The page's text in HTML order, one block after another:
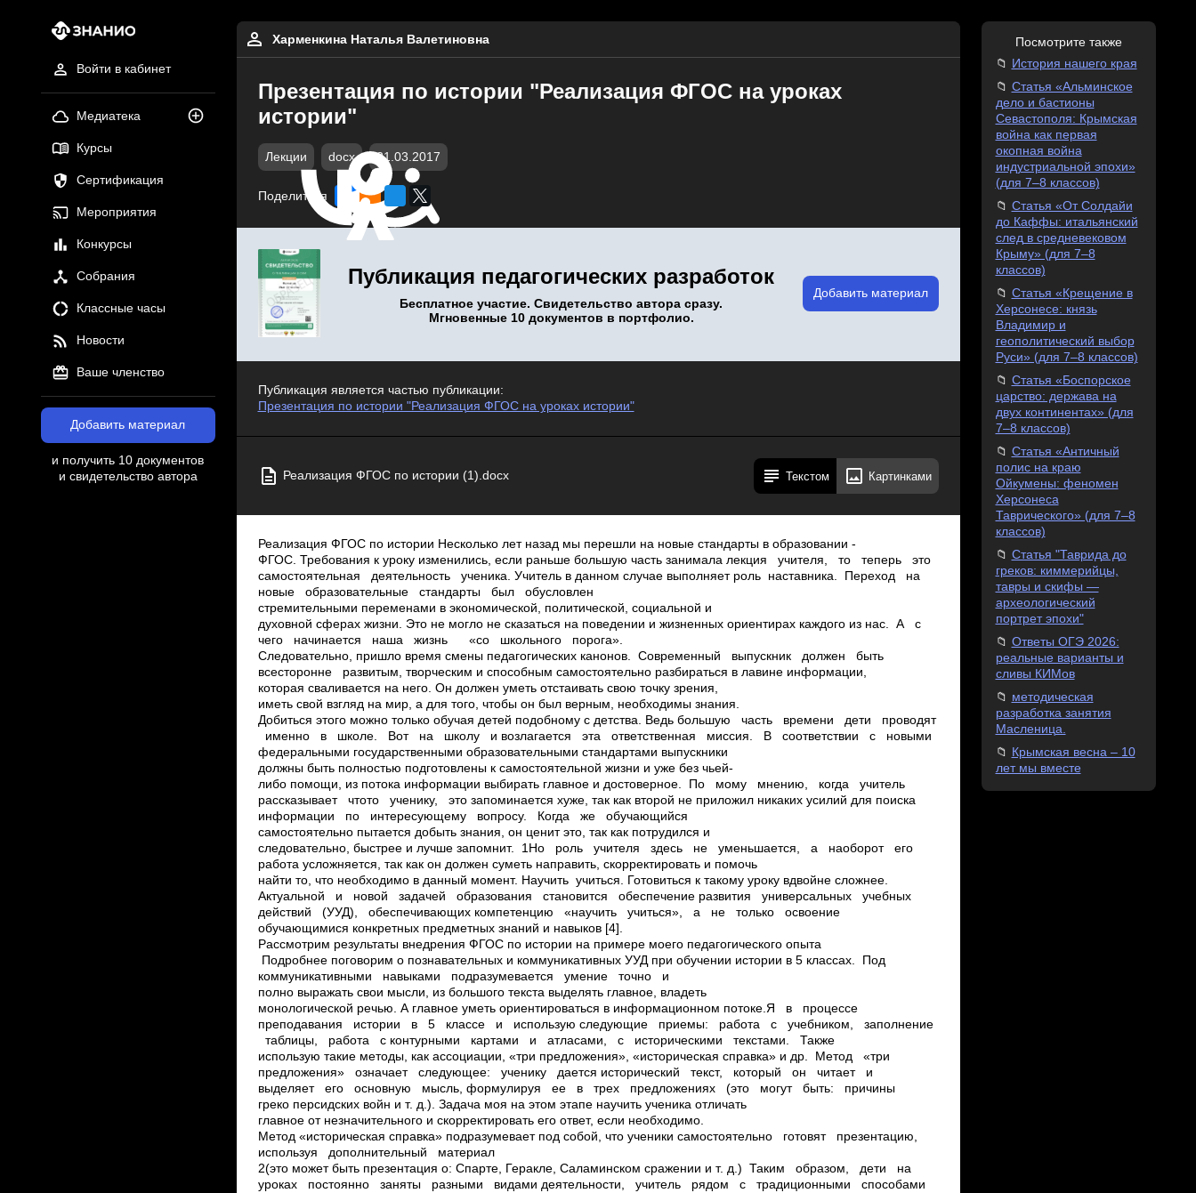
Войти в кабинет
Медиатека
Курсы
Сертификация
Мероприятия
Конкурсы
Собрания
Классные часы
Новости
Ваше членство
Добавить материал
и получить 10 документов
и свидетельство автора
Харменкина Наталья Валетиновна
Презентация по истории "Реализация ФГОС на уроках
истории"
Лекции docx 31.03.2017
Поделиться
Публикация педагогических разработок
Бесплатное участие. Свидетельство автора сразу.
Мгновенные 10 документов в портфолио.
Добавить материал
Публикация является частью публикации:
Презентация по истории "Реализация ФГОС на уроках истории"
Реализация ФГОС по истории (1).docx Текстом Картинками
Реализация ФГОС по истории Несколько лет назад мы перешли на новые стандарты в образовании ­
ФГОС. Требования к уроку изменились, если раньше большую часть занимала лекция учителя, то теперь это
самостоятельная деятельность ученика. Учитель в данном случае выполняет роль наставника. Переход на
новые образовательные стандарты был обусловлен
стремительными переменами в экономической, политической, социальной и
духовной сферах жизни. Это не могло не сказаться на поведении и жизненных ориентирах каждого из нас. А с
чего начинается наша жизнь ­ «со школьного порога».
Следовательно, пришло время смены педагогических канонов. Современный выпускник должен быть
всесторонне развитым, творческим и способным самостоятельно разбираться в лавине информации,
которая сваливается на него. Он должен уметь отстаивать свою точку зрения,
иметь свой взгляд на мир, а для того, чтобы он был верным, необходимы знания.
Добиться этого можно только обучая детей подобному с детства. Ведь большую часть времени дети проводят
именно в школе. Вот на школу и возлагается эта ответственная миссия. В соответствии с новыми
федеральными государственными образовательными стандартами выпускники
должны быть полностью подготовлены к самостоятельной жизни и уже без чьей­
либо помощи, из потока информации выбирать главное и достоверное. По мому мнению, когда учитель
рассказывает что­то ученику, это запоминается хуже, так как второй не приложил никаких усилий для поиска
информации по интересующему вопросу. Когда же обучающийся
самостоятельно пытается добыть знания, он ценит это, так как потрудился и
следовательно, быстрее и лучше запомнит. 1Но роль учителя здесь не уменьшается, а наоборот его
работа усложняется, так как он должен суметь направить, скорректировать и помочь
найти то, что необходимо в данный момент. Научить учиться. Готовиться к такому уроку вдвойне сложнее.
Актуальной и новой задачей образования становится обеспечение развития универсальных учебных
действий (УУД), обеспечивающих компетенцию «научить учиться», а не только освоение
обучающимися конкретных предметных знаний и навыков [4].
Рассмотрим результаты внедрения ФГОС по истории на примере моего педагогического опыта
Подробнее поговорим о познавательных и коммуникативных УУД при обучении истории в 5 классах. Под
коммуникативными навыками подразумевается умение точно и
полно выражать свои мысли, из большого текста выделять главное, владеть
монологической речью. А главное уметь ориентироваться в информационном потоке.Я в процессе
преподавания истории в 5 классе и использую следующие приемы: работа с учебником, заполнение
таблицы, работа с контурными картами и атласами, с историческими текстами. Также
использую такие методы, как ассоциации, «три предложения», «историческая справка» и др. Метод «три
предложения» означает следующее: ученику дается исторический текст, который он читает и
выделяет его основную мысль, формулируя ее в трех предложениях (это могут быть: причины
греко­ персидских войн и т. д.). Задача моя на этом этапе научить ученика отличать
главное от незначительного и скорректировать его ответ, если необходимо.
Метод «историческая справка» подразумевает под собой, что ученики самостоятельно готовят презентацию,
используя дополнительный материал
2(это может быть презентация о: Спарте, Геракле, Саламинском сражении и т. д.) Таким образом, дети на
уроках постоянно заняты разными видами деятельности, учитель рядом с традиционными способами
Посмотрите также
История нашего края
Статья «Альминское
дело и бастионы
Севастополя: Крымская
война как первая
окопная война
индустриальной эпохи»
(для 7–8 классов)
Статья «От Солдайи
до Каффы: итальянский
след в средневековом
Крыму» (для 7–8
классов)
Статья «Крещение в
Херсонесе: князь
Владимир и
геополитический выбор
Руси» (для 7–8 классов)
Статья «Боспорское
царство: держава на
двух континентах» (для
7–8 классов)
Статья «Античный
полис на краю
Ойкумены: феномен
Херсонеса
Таврического» (для 7–8
классов)
Статья "Таврида до
греков: киммерийцы,
тавры и скифы —
археологический
портрет эпохи"
Ответы ОГЭ 2026:
реальные варианты и
сливы КИМов
методическая
разработка занятия
Масленица.
Крымская весна – 10
лет мы вместе